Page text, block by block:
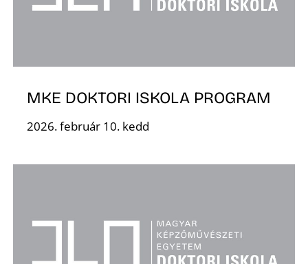
MKE DOKTORI ISKOLA PROGRAM
2026. február 10. kedd